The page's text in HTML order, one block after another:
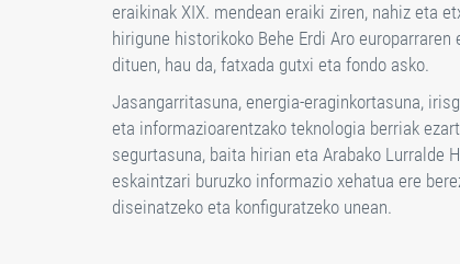
eraikinak XIX. mendean eraiki ziren, nahiz eta
hirigune historikoko Behe Erdi Aro
dituen, hau da, fatxada gutxi eta fondo asko.
Jasangarritasuna, energia-eraginkortasuna,
eta informazioarentzako teknologia berriak
segurtasuna, baita hirian eta Arabako Lurralde
eskaintzari buruzko informazio xehatua ere
diseinatzeko eta konfiguratzeko unean.